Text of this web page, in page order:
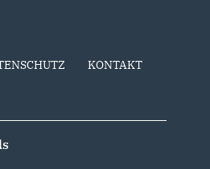
KONTAKT